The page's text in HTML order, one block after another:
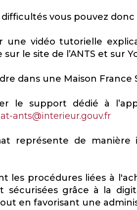
difficultés vous pouvez donc
une vidéo tutorielle
sur le site de l’ANTS et sur
dans une Maison
le support dédié à
ants@interieur.gouv.fr
représente de manière
les procédures liées à
sécurisées grâce à la
en favorisant une